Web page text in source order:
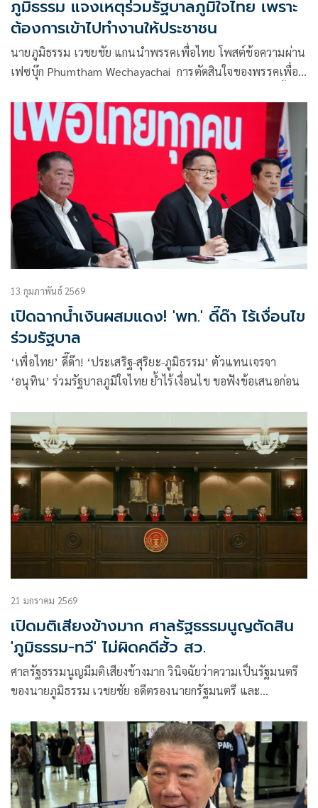
ภูมิธรรม แจงเหตุร่วมรัฐบาลภูมิใจไทย เพราะ
ต้องการเข้าไปทำงานให้ประชาชน
นายภูมิธรรม เวชยชัย แกนนำพรรคเพื่อไทย โพสต์ข้อความผ่าน
เฟซบุ๊ก Phumtham Wechayachai การตัดสินใจของพรรคเพื่อ
ที่เห็นด้วยและไม่เห็นด้วย
13 กุมภาพันธ์ 2569
เปิดฉากน้ำเงินผสมแดง! 'พท.' ดี๊ด๊า ไร้เงื่อนไข
ร่วมรัฐบาล
‘เพื่อไทย’ ดี๊ด๊า! ‘ประเสริฐ-สุริยะ-ภูมิธรรม’ ตัวแทนเจรจา
‘อนุทิน’ ร่วมรัฐบาลภูมิใจไทย ย้ำไร้เงื่อนไข ขอฟังข้อเสนอก่อน
21 มกราคม 2569
เปิดมติเสียงข้างมาก ศาลรัฐธรรมนูญตัดสิน
'ภูมิธรรม-ทวี' ไม่ผิดคดีฮั้ว สว.
ศาลรัฐธรรมนูญมีมติเสียงข้างมาก วินิจฉัยว่าความเป็นรัฐมนตรี
ของนายภูมิธรรม เวชยชัย อดีตรองนายกรัฐมนตรี และ
ยุติธรรมไม่สิ้นสุดลงตามรัฐธรรมนูญมาตรา170 วรรค
หนึ่ง(4)ประกอบมาตรา 160 (4 )และ(5)จากกรณีถูกร้องว่าใช้กรม
สอบสวนคดีพิเศษเป็นเครื่องมือแทรกแซงกระบวนการ ตรวจสอบ
การเลือกสมาชิกวุฒิสภา ซึ่งเป็นอำนาจของกกต.จึงถือว่าทั้งสอง